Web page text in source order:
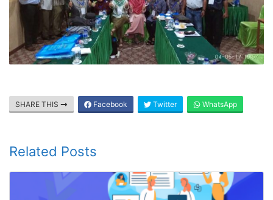
SHARE THIS Facebook Twitter WhatsApp
Related Posts